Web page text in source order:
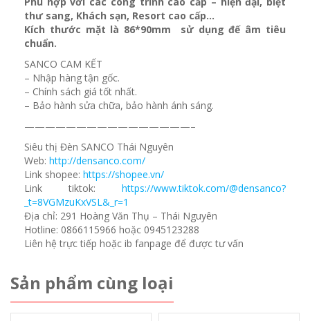
thư sang, Khách sạn, Resort cao cấp…
Kích thước mặt là 86*90mm sử dụng đế âm tiêu
chuẩn.
SANCO CAM KẾT
– Nhập hàng tận gốc.
– Chính sách giá tốt nhất.
– Bảo hành sửa chữa, bảo hành ánh sáng.
————————————————–
Siêu thị Đèn SANCO Thái Nguyên
Web: http://densanco.com/
Link shopee: https://shopee.vn/
Link tiktok: https://www.tiktok.com/@densanco?
_t=8VGMzuKxVSL&_r=1
Địa chỉ: 291 Hoàng Văn Thụ – Thái Nguyên
Hotline: 0866115966 hoặc 0945123288
Liên hệ trực tiếp hoặc ib fanpage để được tư vấn
Sản phẩm cùng loại